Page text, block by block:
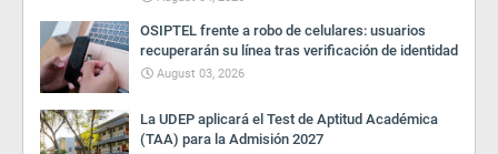
OSIPTEL frente a robo de celulares: usuarios
recuperarán su línea tras verificación de identidad
August 03, 2026
La UDEP aplicará el Test de Aptitud Académica
(TAA) para la Admisión 2027